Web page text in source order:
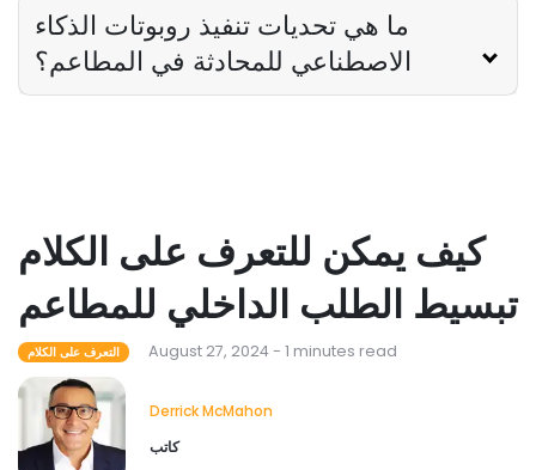
ما هي تحديات تنفيذ روبوتات الذكاء
الاصطناعي للمحادثة في المطاعم؟
كيف يمكن للتعرف على الكلام
تبسيط الطلب الداخلي للمطاعم
التعرف على الكلام August 27, 2024 - 1 minutes read
Derrick McMahon
كاتب